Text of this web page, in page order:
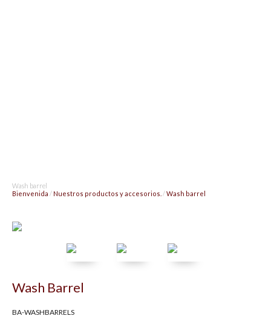
Wash barrel
Bienvenida / Nuestros productos y accesorios. /Wash barrel
Wash Barrel
BA-WASHBARRELS